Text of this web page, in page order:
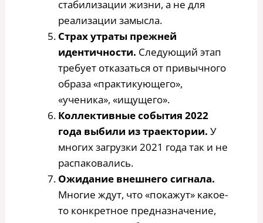
стабилизации жизни, а не для
реализации замысла.
Страх утраты прежней
идентичности. Следующий этап
требует отказаться от привычного
образа «практикующего»,
«ученика», «ищущего».
Коллективные события 2022
года выбили из траектории. У
многих загрузки 2021 года так и не
распаковались.
Ожидание внешнего сигнала.
Многие ждут, что «покажут» какое-
то конкретное предназначение,